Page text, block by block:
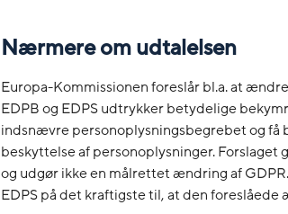
Nærmere om udtalelsen
Europa-Kommissionen foreslår bl.a. at
EDPB og EDPS udtrykker betydelige
indsnævre personoplysningsbegrebet og
beskyttelse af personoplysninger. Forslaget
og udgør ikke en målrettet ændring af
EDPS på det kraftigste til, at den